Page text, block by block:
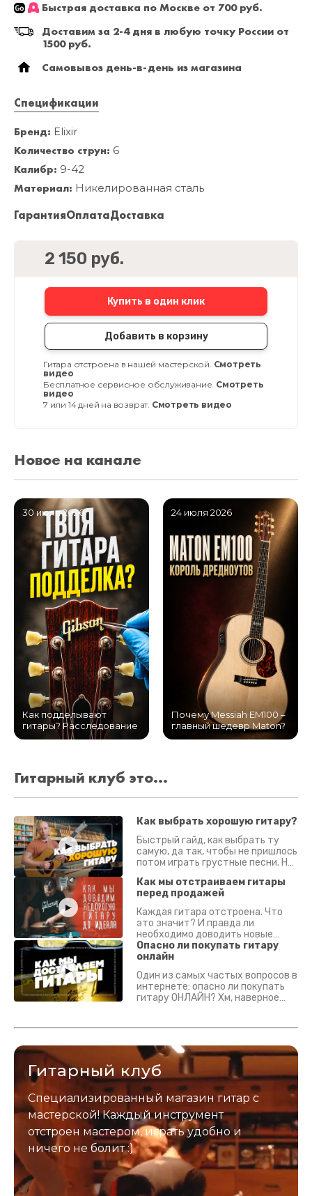
Быстрая доставка по Москве от 700 руб.
Доставим за 2-4 дня в любую точку России от
1500 руб.
Самовывоз день-в-день из магазина
Спецификации
Бренд: Elixir
Количество струн: 6
Калибр: 9-42
Материал: Никелированная сталь
ГарантияОплатаДоставка
2 150 руб.
Купить в один клик
Добавить в корзину
Гитара отстроена в нашей мастерской. Смотреть
видео
Бесплатное сервисное обслуживание. Смотреть
видео
7 или 14 дней на возврат. Смотреть видео
Новое на канале
30 июля 2026
Как подделывают
гитары? Расследование
24 июля 2026
Почему Messiah EM100 –
главный шедевр Maton?
Гитарный клуб это...
Как выбрать хорошую гитару?
Быстрый гайд, как выбрать ту
самую, да так, чтобы не пришлось
потом играть грустные песни. На
Как мы отстраиваем гитары
перед продажей
Каждая гитара отстроена. Что
это значит? И правда ли
необходимо доводить новые
гитары? Если кратко - да.
Подробно - в видео :)
Опасно ли покупать гитару
онлайн
Один из самых частых вопросов в
интернете: опасно ли покупать
гитару ОНЛАЙН? Хм, наверное
застрахован. Случись что -
Гитарный клуб
Специализированный магазин гитар с
мастерской! Каждый инструмент
отстроен мастером, играть удобно и
ничего не болит :)